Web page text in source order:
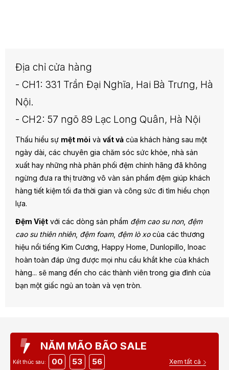
Địa chỉ cửa hàng
- CH1: 331 Trần Đại Nghĩa, Hai Bà Trưng, Hà
Nội.
- CH2: 57 ngõ 89 Lạc Long Quân, Hà Nội
Thấu hiểu sự mệt mỏi và vất vả của khách hàng sau một
ngày dài, các chuyên gia chăm sóc sức khỏe, nhà sản
xuất hay những nhà phân phối đệm chính hãng đã không
ngừng đưa ra thị trường vô vàn sản phẩm đệm giúp khách
hàng tiết kiệm tối đa thời gian và công sức đi tìm hiểu chọn
lựa.
Đệm Việt với các dòng sản phẩm đệm cao su non, đệm
cao su thiên nhiên, đệm foam, đệm lò xocủa các thương
hiệu nổi tiếng Kim Cương, Happy Home, Dunlopillo, Inoac
hoàn toàn đáp ứng được mọi nhu cầu khắt khe của khách
hàng... sẽ mang đến cho các thành viên trong gia đình của
bạn một giấc ngủ an toàn và vẹn tròn.
NĂM MÃO BÃO SALE
Kết thúc sau: 00 53 54 Xem tất cả